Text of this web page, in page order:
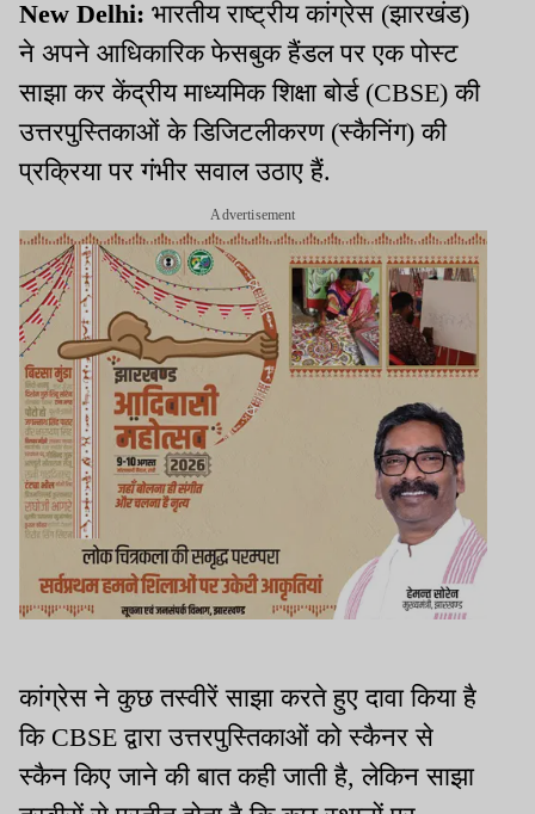
New Delhi: भारतीय राष्ट्रीय कांग्रेस (झारखंड)
ने अपने आधिकारिक फेसबुक हैंडल पर एक पोस्ट
साझा कर केंद्रीय माध्यमिक शिक्षा बोर्ड (CBSE) की
उत्तरपुस्तिकाओं के डिजिटलीकरण (स्कैनिंग) की
प्रक्रिया पर गंभीर सवाल उठाए हैं.
Advertisement
कांग्रेस ने कुछ तस्वीरें साझा करते हुए दावा किया है
कि CBSE द्वारा उत्तरपुस्तिकाओं को स्कैनर से
स्कैन किए जाने की बात कही जाती है, लेकिन साझा